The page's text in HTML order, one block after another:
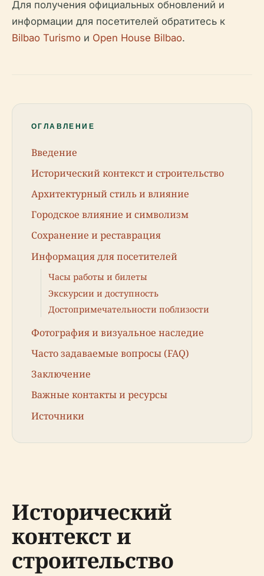
Для получения официальных обновлений и
информации для посетителей обратитесь к
Bilbao Turismo и Open House Bilbao.
ОГЛАВЛЕНИЕ
Введение
Исторический контекст и строительство
Архитектурный стиль и влияние
Городское влияние и символизм
Сохранение и реставрация
Информация для посетителей
Часы работы и билеты
Экскурсии и доступность
Достопримечательности поблизости
Фотография и визуальное наследие
Часто задаваемые вопросы (FAQ)
Заключение
Важные контакты и ресурсы
Источники
Исторический
контекст и
строительство